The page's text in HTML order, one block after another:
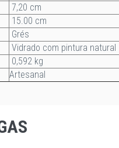
7,20 cm
15.00 cm
Grés
Vidrado com pintura natural
0,592 kg
Artesanal